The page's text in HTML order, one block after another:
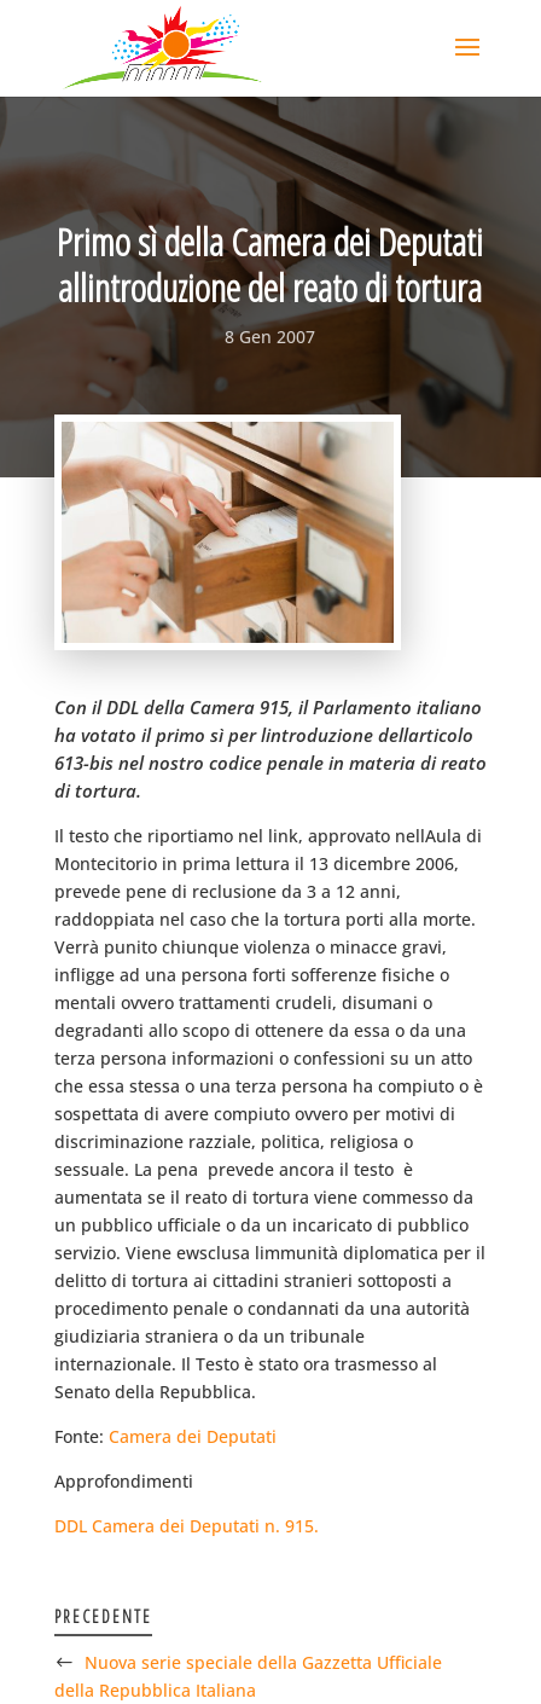
Primo sì della Camera dei Deputati
allintroduzione del reato di tortura
8 Gen 2007
Con il DDL della Camera 915, il Parlamento italiano
ha votato il primo sì per lintroduzione dellarticolo
613-bis nel nostro codice penale in materia di reato
di tortura.
Il testo che riportiamo nel link, approvato nellAula di
Montecitorio in prima lettura il 13 dicembre 2006,
prevede pene di reclusione da 3 a 12 anni,
raddoppiata nel caso che la tortura porti alla morte.
Verrà punito chiunque violenza o minacce gravi,
infligge ad una persona forti sofferenze fisiche o
mentali ovvero trattamenti crudeli, disumani o
degradanti allo scopo di ottenere da essa o da una
terza persona informazioni o confessioni su un atto
che essa stessa o una terza persona ha compiuto o è
sospettata di avere compiuto ovvero per motivi di
discriminazione razziale, politica, religiosa o
sessuale. La pena  prevede ancora il testo  è
aumentata se il reato di tortura viene commesso da
un pubblico ufficiale o da un incaricato di pubblico
servizio. Viene ewsclusa limmunità diplomatica per il
delitto di tortura ai cittadini stranieri sottoposti a
procedimento penale o condannati da una autorità
giudiziaria straniera o da un tribunale
internazionale. Il Testo è stato ora trasmesso al
Senato della Repubblica.
Fonte: Camera dei Deputati
Approfondimenti
DDL Camera dei Deputati n. 915.
PRECEDENTE
Nuova serie speciale della Gazzetta Ufficiale
della Repubblica Italiana